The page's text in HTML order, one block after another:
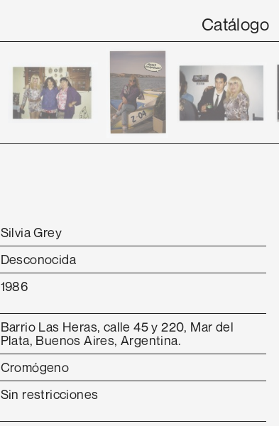
Catálogo
Silvia Grey
Desconocida
1986
Barrio Las Heras, calle 45 y 220, Mar del
Plata, Buenos Aires, Argentina.
Cromógeno
Sin restricciones